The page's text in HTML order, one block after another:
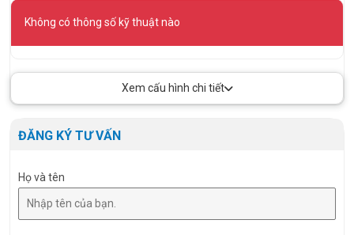
Không có thông số kỹ thuật nào
Xem cấu hình chi tiết
ĐĂNG KÝ TƯ VẤN
Họ và tên